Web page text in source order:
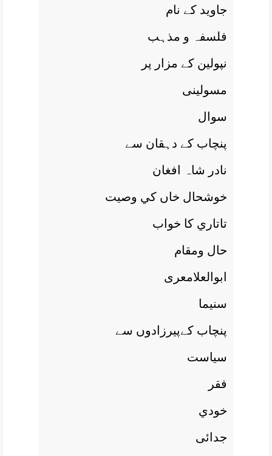
جاويد کے نام
فلسفہ و مذہب
نپولين کے مزار پر
مسولينی
سوال
پنچاب کے دہقان سے
نادر شاہ افغان
خوشحال خاں کي وصيت
تاتاري کا خواب
حال ومقام
ابوالعلامعری
سنيما
پنچاب کےپيرزادوں سے
سياست
فقر
خودي
جدائی